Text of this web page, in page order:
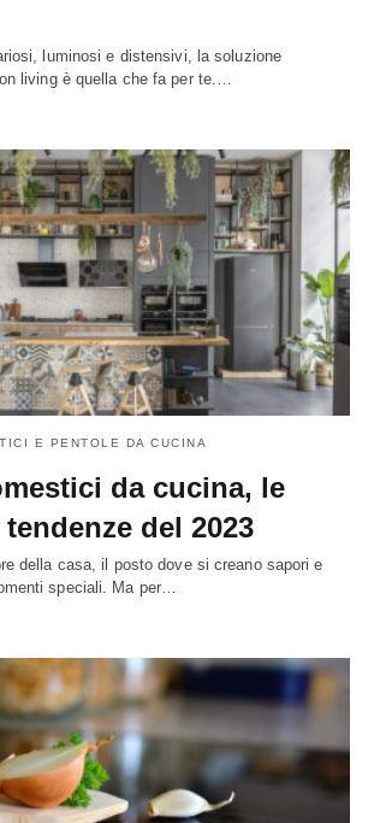
luminosi e distensivi, la soluzione
living è quella che fa per te.…
E PENTOLE DA CUCINA
da cucina, le
del 2023
della casa, il posto dove si creano sapori e
speciali. Ma per…